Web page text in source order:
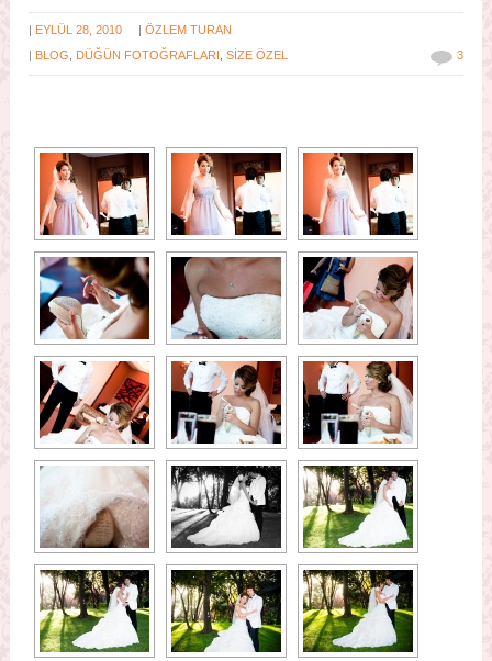
| EYLÜL 28, 2010 |ÖZLEM TURAN
| BLOG DÜĞÜN FOTOĞRAFLARI ,SİZE ÖZEL 3